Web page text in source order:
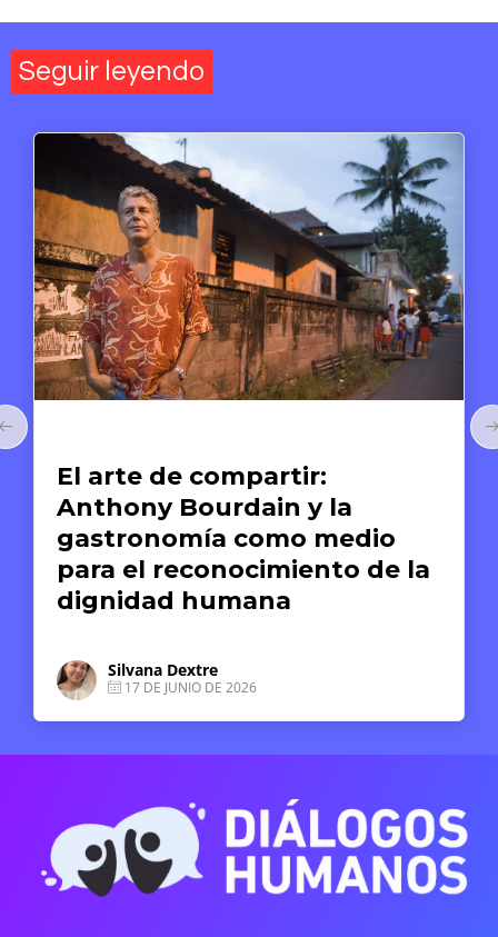
Seguir leyendo
El arte de compartir:
Anthony Bourdain y la
gastronomía como medio
para el reconocimiento de la
dignidad humana
Silvana Dextre
17 DE JUNIO DE 2026